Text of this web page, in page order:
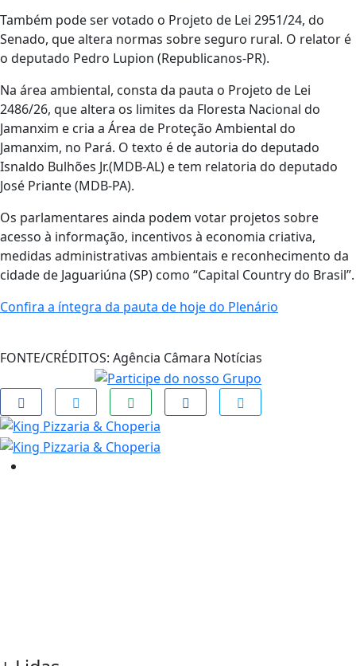
Também pode ser votado o Projeto de Lei 2951/24, do
Senado, que altera normas sobre seguro rural. O relator é
o deputado Pedro Lupion (Republicanos-PR).
Na área ambiental, consta da pauta o Projeto de Lei
2486/26, que altera os limites da Floresta Nacional do
Jamanxim e cria a Área de Proteção Ambiental do
Jamanxim, no Pará. O texto é de autoria do deputado
Isnaldo Bulhões Jr.(MDB-AL) e tem relatoria do deputado
José Priante (MDB-PA).
Os parlamentares ainda podem votar projetos sobre
acesso à informação, incentivos à economia criativa,
medidas administrativas ambientais e reconhecimento da
cidade de Jaguariúna (SP) como “Capital Country do Brasil”.
Confira a íntegra da pauta de hoje do Plenário
FONTE/CRÉDITOS: Agência Câmara Notícias